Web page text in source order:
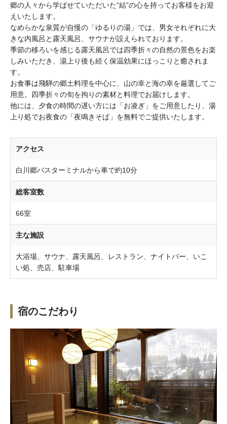
郷の人々から学ばせていただいた”結”の心を持ってお客様をお迎
えいたします。
なめらかな泉質が自慢の「ゆるりの湯」では、男女それぞれに大
きな内風呂と露天風呂、サウナが設えられております。
季節の移ろいを感じる露天風呂では四季折々の自然の景色をお楽
しみいただき、湯上り後も続く保温効果にほっこりと癒されま
す。
お食事は飛騨の郷土料理を中心に、山の幸と海の幸を厳選してご
用意。四季折々の旬を拘りの素材と料理でお届けします。
他には、夕食の時間の遅い方には「お凌ぎ」をご用意したり、湯
上り処でお夜食の「夜鳴きそば」を無料でご提供いたします。
アクセス
白川郷バスターミナルから車で約10分
総客室数
66室
主な施設
大浴場、サウナ、露天風呂、レストラン、ナイトバー、いこ
い処、売店、駐車場
宿のこだわり